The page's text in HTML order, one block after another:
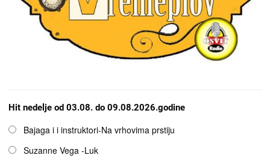
Hit nedelje od 03.08. do 09.08.2026.godine
OpcijeBajaga i i instruktori-Na vrhovima prstiju
Suzanne Vega -Luk